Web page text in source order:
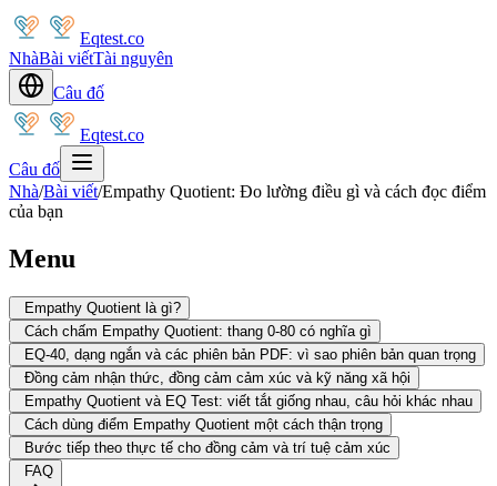
Eqtest.co
NhàBài viếtTài nguyên
Câu đố
Eqtest.co
Câu đố
Nhà/Bài viết/Empathy Quotient: Đo lường điều gì và cách đọc điểm
của bạn
Menu
Empathy Quotient là gì?
Cách chấm Empathy Quotient: thang 0-80 có nghĩa gì
EQ-40, dạng ngắn và các phiên bản PDF: vì sao phiên bản quan trọng
Đồng cảm nhận thức, đồng cảm cảm xúc và kỹ năng xã hội
Empathy Quotient và EQ Test: viết tắt giống nhau, câu hỏi khác nhau
Cách dùng điểm Empathy Quotient một cách thận trọng
Bước tiếp theo thực tế cho đồng cảm và trí tuệ cảm xúc
FAQ